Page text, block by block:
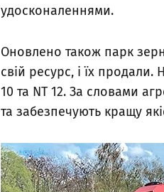
удосконаленнями.
Оновлено також парк
свій ресурс, і їх
10 та NT 12. За словами
та забезпечують кращу